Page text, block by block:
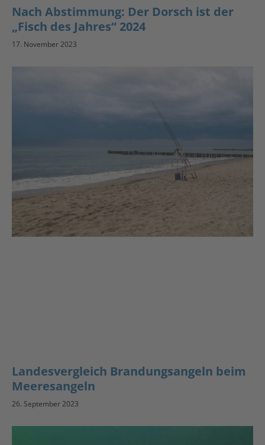
Nach Abstimmung: Der Dorsch ist der
„Fisch des Jahres“ 2024
17. November 2023
Landesvergleich Brandungsangeln beim
Meeresangeln
26. September 2023